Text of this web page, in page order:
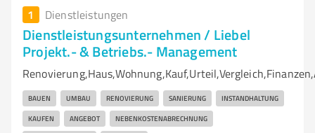
1 Dienstleistungen
Dienstleistungsunternehmen / Liebel
Projekt.- & Betriebs.- Management
BAUEN UMBAU RENOVIERUNG SANIERUNG INSTANDHALTUNG
KAUFEN ANGEBOT NEBENKOSTENABRECHNUNG